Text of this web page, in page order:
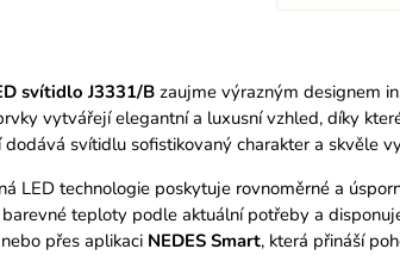
svítidlo J3331/Bzaujme výrazným designem
vytvářejí elegantní a luxusní vzhled, díky
dodává svítidlu sofistikovaný charakter a skvěle
LED technologie poskytuje rovnoměrné a
teploty podle aktuální potřeby a
přes aplikaci NEDES Smart, která přináší